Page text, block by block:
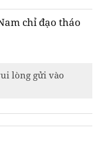
chỉ đạo tháo
lòng gửi vào